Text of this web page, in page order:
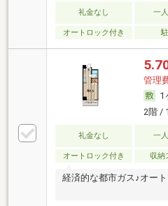
礼金なし 一
オートロック付き
管理
1
2階 /
礼金なし 一
オートロック付き
収納
経済的な都市ガス♪オー